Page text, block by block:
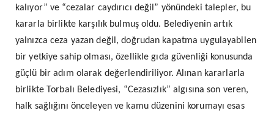
kalıyor” ve “cezalar caydırıcı değil” yönündeki talepler, bu
kararla birlikte karşılık bulmuş oldu. Belediyenin artık
yalnızca ceza yazan değil, doğrudan kapatma uygulayabilen
bir yetkiye sahip olması, özellikle gıda güvenliği konusunda
güçlü bir adım olarak değerlendiriliyor. Alınan kararlarla
birlikte Torbalı Belediyesi, “Cezasızlık” algısına son veren,
halk sağlığını önceleyen ve kamu düzenini korumayı esas